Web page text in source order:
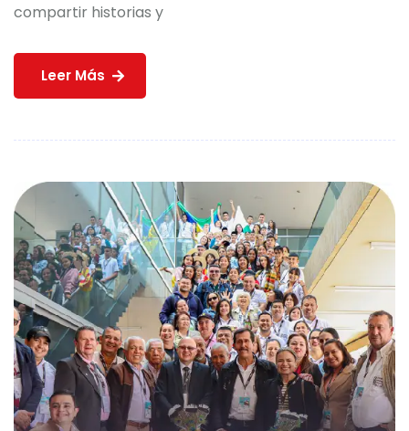
compartir historias y
Leer Más